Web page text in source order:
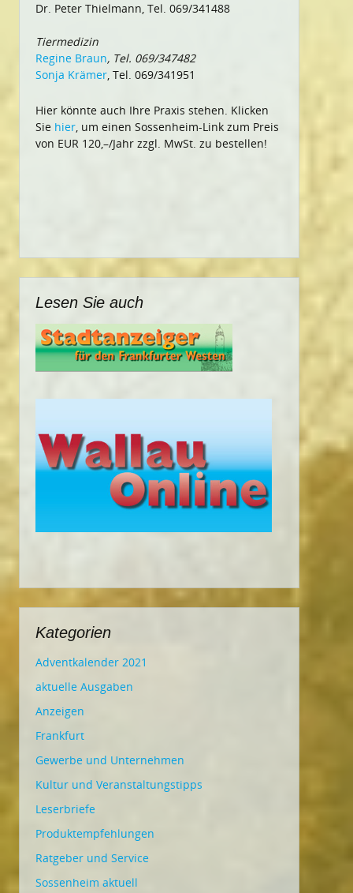
Dr. Peter Thielmann, Tel. 069/341488
Tiermedizin
Regine Braun, Tel. 069/347482
Sonja Krämer, Tel. 069/341951
Hier könnte auch Ihre Praxis stehen. Klicken
Sie hier, um einen Sossenheim-Link zum Preis
von EUR 120,–/Jahr zzgl. MwSt. zu bestellen!
Lesen Sie auch
Kategorien
Adventkalender 2021
aktuelle Ausgaben
Anzeigen
Frankfurt
Gewerbe und Unternehmen
Kultur und Veranstaltungstipps
Leserbriefe
Produktempfehlungen
Ratgeber und Service
Sossenheim aktuell